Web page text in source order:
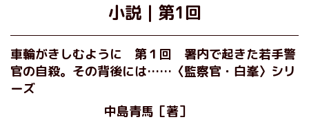
小説｜ 第1回
車輪がきしむように 第１回 署内で起きた若手警
官の自殺。その背後には……〈監察官・白峯〉シリ
ーズ
中島青馬［著］